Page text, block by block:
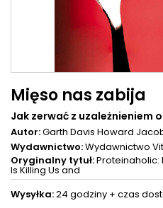
Mięso nas zabija
Jak zerwać z uzależnieniem
Autor:Garth Davis Howard
Wydawnictwo:Wydawnictwo
Oryginalny tytuł:Proteinaholic:
Is Killing Us and
Wysyłka:24 godziny + czas